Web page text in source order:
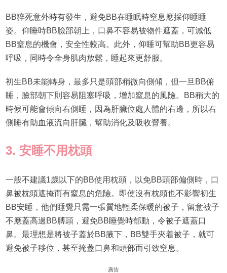
BB猝死意外時有發生，避免BB在睡眠時窒息應採仰睡睡
姿。仰睡時BB臉部朝上，口鼻不容易被物件遮蓋，可減低
BB窒息的機會，安全性較高。此外，仰睡可幫助BB更容易
呼吸，同時令全身肌肉放鬆，睡起來更舒服。
初生BB未能轉身，最多只是頭部稍微向側傾，但一旦BB俯
睡，臉部朝下則容易阻塞呼吸，增加窒息的風險。BB稍大的
時候可能會傾向右側睡，因為肝臟位處人體的右邊，所以右
側睡有助血液流向肝臟，幫助消化及吸收營養。
3. 安睡不用枕頭
一般不建議1歲以下的BB使用枕頭，以免BB頭部偏側時，口
鼻被枕頭遮掩而有窒息的危險。即使沒有枕頭也不影響初生
BB安睡，他們睡覺只需一張質地輕柔保暖的被子，留意被子
不應蓋高過BB膊頭，避免BB睡覺時郁動，令被子遮蓋口
鼻。最理想是將被子蓋於BB腋下，BB雙手夾着被子，就可
避免被子移位，甚至掩蓋口鼻和頭部而引致窒息。
廣告